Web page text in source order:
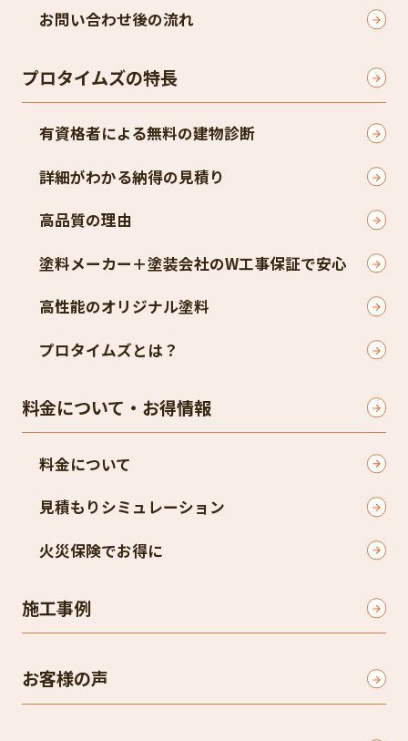
お問い合わせ後の流れ
プロタイムズの特長
有資格者による無料の建物診断
詳細がわかる納得の見積り
高品質の理由
塗料メーカー＋塗装会社のW工事保証で安心
高性能のオリジナル塗料
プロタイムズとは？
料金について・お得情報
料金について
見積もりシミュレーション
火災保険でお得に
施工事例
お客様の声